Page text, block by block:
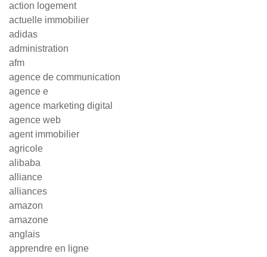
action logement
actuelle immobilier
adidas
administration
afm
agence de communication
agence e
agence marketing digital
agence web
agent immobilier
agricole
alibaba
alliance
alliances
amazon
amazone
anglais
apprendre en ligne